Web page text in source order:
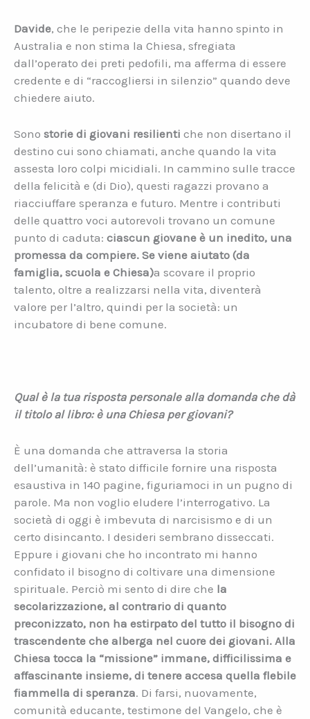
Davide, che le peripezie della vita hanno spinto in
Australia e non stima la Chiesa, sfregiata
dall’operato dei preti pedofili, ma afferma di essere
credente e di “raccogliersi in silenzio” quando deve
chiedere aiuto.
Sono storie di giovani resilienti che non disertano il
destino cui sono chiamati, anche quando la vita
assesta loro colpi micidiali. In cammino sulle tracce
della felicità e (di Dio), questi ragazzi provano a
riacciuffare speranza e futuro. Mentre i contributi
delle quattro voci autorevoli trovano un comune
punto di caduta: ciascun giovane è un inedito, una
promessa da compiere. Se viene aiutato (da
famiglia, scuola e Chiesa)a scovare il proprio
talento, oltre a realizzarsi nella vita, diventerà
valore per l’altro, quindi per la società: un
incubatore di bene comune.
Qual è la tua risposta personale alla domanda che dà
il titolo al libro: è una Chiesa per giovani?
È una domanda che attraversa la storia
dell’umanità: è stato difficile fornire una risposta
esaustiva in 140 pagine, figuriamoci in un pugno di
parole. Ma non voglio eludere l’interrogativo. La
società di oggi è imbevuta di narcisismo e di un
certo disincanto. I desideri sembrano disseccati.
Eppure i giovani che ho incontrato mi hanno
confidato il bisogno di coltivare una dimensione
spirituale. Perciò mi sento di dire che la
secolarizzazione, al contrario di quanto
preconizzato, non ha estirpato del tutto il bisogno di
trascendente che alberga nel cuore dei giovani. Alla
Chiesa tocca la “missione” immane, difficilissima e
affascinante insieme, di tenere accesa quella flebile
fiammella di speranza. Di farsi, nuovamente,
comunità educante, testimone del Vangelo, che è